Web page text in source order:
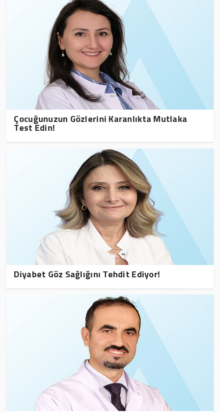
Çocuğunuzun Gözlerini Karanlıkta Mutlaka
Test Edin!
Diyabet Göz Sağlığını Tehdit Ediyor!